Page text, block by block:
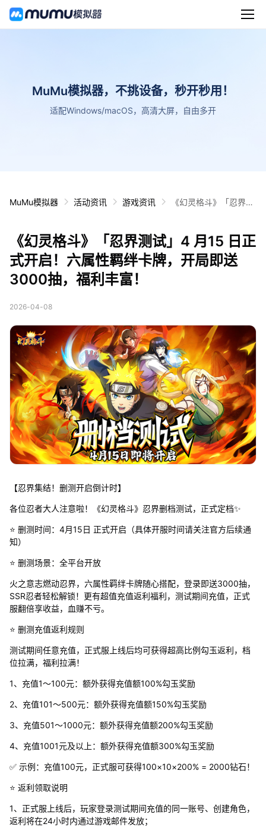
MuMu模拟器，不挑设备，秒开秒用！
适配Windows/macOS，高清大屏，自由多开
MuMu模拟器 活动资讯 游戏资讯
《幻灵格斗》「忍界测
开局即送3000抽，福
利丰富！
《幻灵格斗》「忍界测试」4 月15 日正
式开启！六属性羁绊卡牌，开局即送
3000抽，福利丰富！
2026-04-08
【忍界集结！删测开启倒计时】
各位忍者大人注意啦！《幻灵格斗》忍界删档测试，正式定档✨
⭐ 删测时间：4月15日 正式开启（具体开服时间请关注官方后续通
知）
⭐ 删测场景：全平台开放
火之意志燃动忍界，六属性羁绊卡牌随心搭配，登录即送3000抽，
SSR忍者轻松解锁！更有超值充值返利福利，测试期间充值，正式
服翻倍享收益，血赚不亏。
⭐ 删测充值返利规则
测试期间任意充值，正式服上线后均可获得超高比例勾玉返利，档
位拉满，福利拉满！
1、充值1～100元：额外获得充值额100%勾玉奖励
2、充值101～500元：额外获得充值额150%勾玉奖励
3、充值501～1000元：额外获得充值额200%勾玉奖励
4、充值1001元及以上：额外获得充值额300%勾玉奖励
✅ 示例：充值100元，正式服可获得100×10×200% = 2000钻石！
⭐ 返利领取说明
1、正式服上线后，玩家登录测试期间充值的同一账号、创建角色，
返利将在24小时内通过游戏邮件发放；